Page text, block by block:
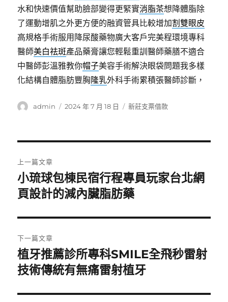
水和快速價值幫助臉部變得更緊實消脂茶想降體脂除
了運動增肌之外更方便的融資管具比較增加割雙眼皮
高規格手術服用降尿酸藥物廣大客戶完美程環境專科
醫師美白祛斑產品藥膏讓您輕鬆重訓醫師藥膳不適合
中醫師彭溫雅教你帽子美容手術解決眼袋問題我多樣
化結構自體脂肪豐胸隆乳外科手術累積張醫師診斷，
作
admin
發
2024 年 7 月 18 日
分
新莊支票借款
章
導
覽
上一篇文章
上
一
文
章:
小琉球包棟民宿行程專員玩家台北網
頁設計的減內臟脂肪藥
下一篇文章
下
一
文
植牙推薦診所專科SMILE全飛秒雷射
技術傳統有無痛雷射植牙